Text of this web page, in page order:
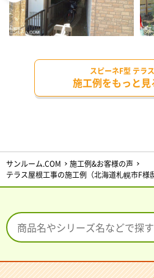
スピーネF型 テラ
施工例をもっと見
サンルーム.COM
施工例&お客様の声
テラス屋根工事の施工例（北海道札幌市F様